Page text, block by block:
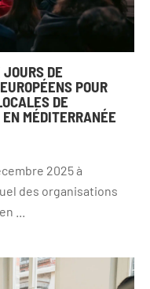
DE
POUR
DE
MÉDITERRANÉE
2025 à
des organisations
...